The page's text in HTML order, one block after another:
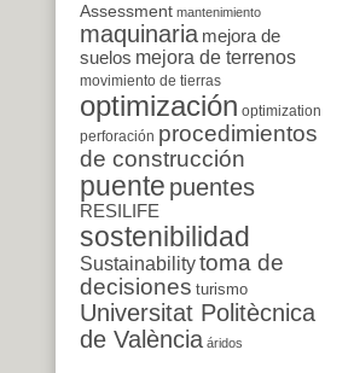
Assessment mantenimiento
maquinaria mejora de
suelos mejora de terrenos
movimiento de tierras
optimización optimization
perforación procedimientos
de construcción
puente puentes
RESILIFE
sostenibilidad
Sustainabilitytoma de
decisiones turismo
Universitat Politècnica
de València áridos